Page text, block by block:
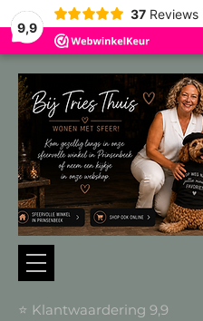
9,9
37 Reviews
⭐ Klantwaardering 9,9